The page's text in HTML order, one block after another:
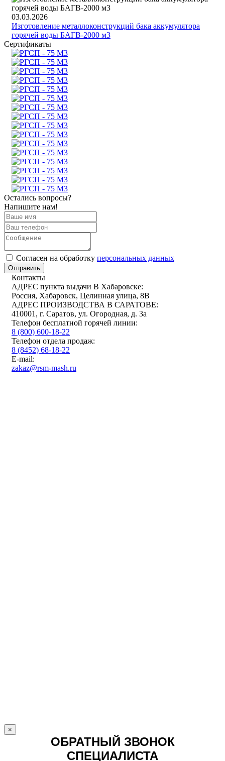
03.03.2026
Изготовление металлоконструкций бака аккумулятора
горячей воды БАГВ-2000 м3
Сертификаты
Остались вопросы?
Напишите нам!
Cогласен на обработку персональных данных
Отправить
Контакты
АДРЕС пункта выдачи В Хабаровске:
Россия, Хабаровск, Целинная улица, 8В
АДРЕС ПРОИЗВОДСТВА В САРАТОВЕ:
410001, г. Саратов, ул. Огородная, д. 3а
Телефон бесплатной горячей линии:
8 (800) 600-18-22
Телефон отдела продаж:
8 (8452) 68-18-22
E-mail:
zakaz@rsm-mash.ru
×
ОБРАТНЫЙ ЗВОНОК
СПЕЦИАЛИСТА